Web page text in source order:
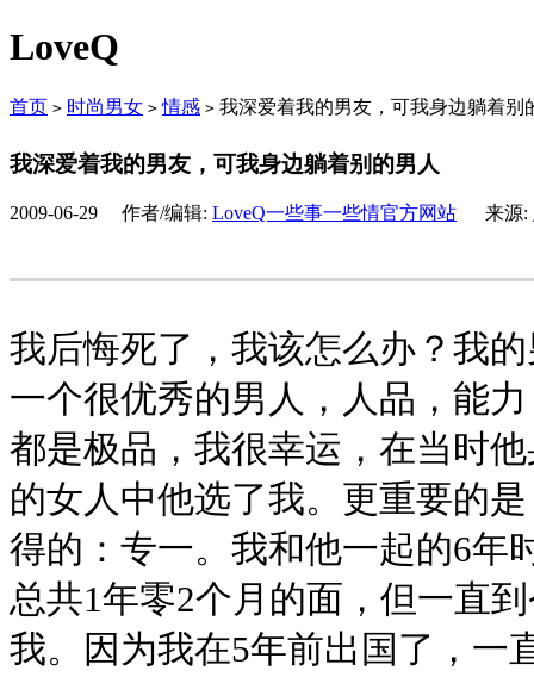
LoveQ
首页 > 时尚男女 > 情感 > 我深爱着我的男友，可我身边躺着别
我深爱着我的男友，可我身边躺着别的男人
2009-06-29 作者/编辑: LoveQ一些事一些情官方网站 来源:
我后悔死了，我该怎么办？我
一个很优秀的男人，人品，能
都是极品，我很幸运，在当时
的女人中他选了我。更重要的
得的：专一。我和他一起的6年
总共1年零2个月的面，但一直
我。因为我在5年前出国了，一